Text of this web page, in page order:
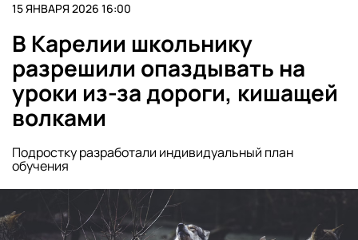
15 ЯНВАРЯ 2026 16:00
В Карелии школьнику
разрешили опаздывать на
уроки из-за дороги, кишащей
волками
Подростку разработали индивидуальный план
обучения